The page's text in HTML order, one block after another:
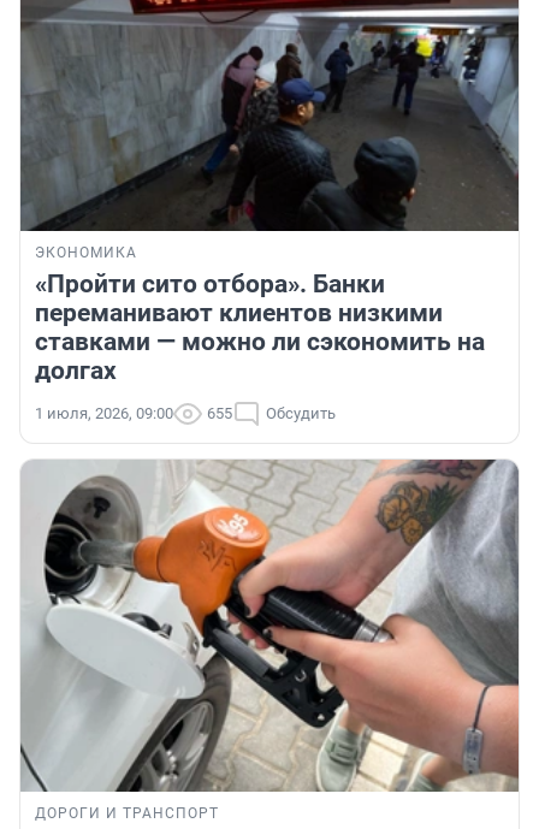
ЭКОНОМИКА
«Пройти сито отбора». Банки
переманивают клиентов низкими
ставками — можно ли сэкономить на
долгах
1 июля, 2026, 09:00 655 Обсудить
ДОРОГИ И ТРАНСПОРТ